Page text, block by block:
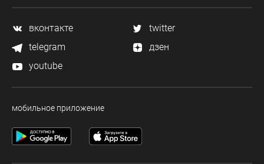
вконтакте
twitter
telegram
дзен
youtube
мобильное приложение